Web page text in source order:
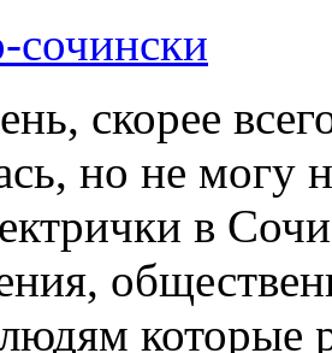
cочински
скорее
но не могу
в Сочи
которые